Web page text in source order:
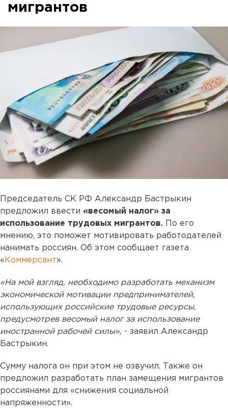
мигрантов
Председатель СК РФ Александр Бастрыкин
предложил ввести «весомый налог» за
использование трудовых мигрантов.
По его
мнению, это поможет мотивировать работодателей
нанимать россиян. Об этом сообщает газета
« Коммерсант».
«На мой взгляд, необходимо разработать механизм
экономической мотивации предпринимателей,
использующих российские трудовые ресурсы,
предусмотрев весомый налог за использование
иностранной рабочей силы», - заявил Александр
Бастрыкин.
Сумму налога он при этом не озвучил. Также он
предложил разработать план замещения мигрантов
россиянами для «снижения социальной
напряженности».